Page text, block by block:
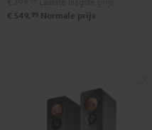
€ 549, 99 Normale prijs